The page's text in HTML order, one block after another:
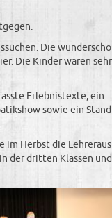
Die
Die Kinder waren
Erlebnistexte, ein
sowie ein
im Herbst die
der dritten Klassen und